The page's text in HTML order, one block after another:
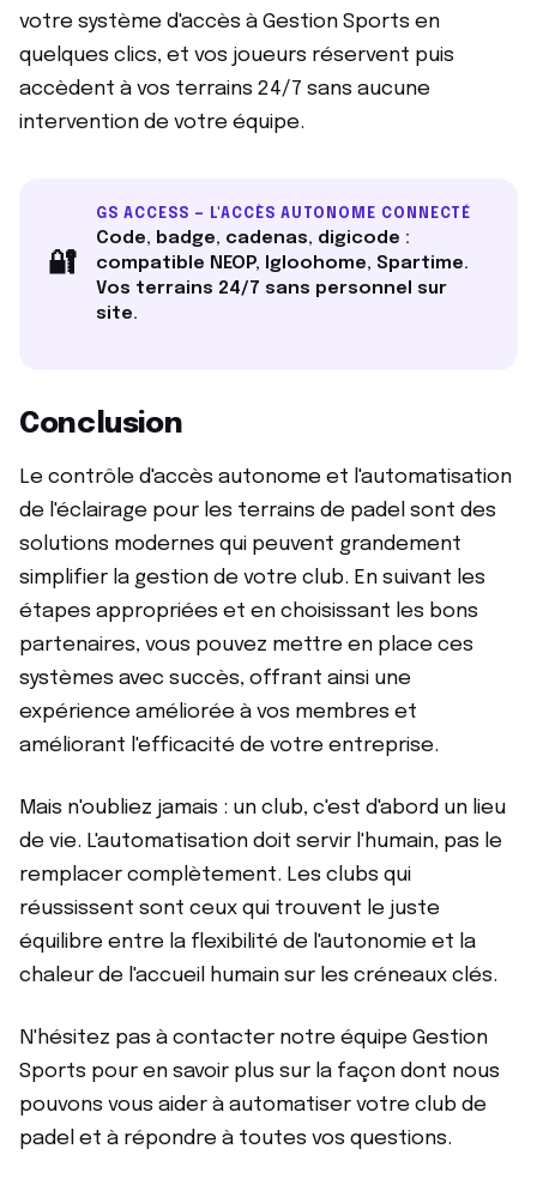
votre système d'accès à Gestion Sports en
quelques clics, et vos joueurs réservent puis
accèdent à vos terrains 24/7 sans aucune
intervention de votre équipe.
🔐
GS ACCESS — L'ACCÈS AUTONOME CONNECTÉ
Code, badge, cadenas, digicode :
compatible NEOP, Igloohome, Spartime.
Vos terrains 24/7 sans personnel sur
site.
Conclusion
Le contrôle d'accès autonome et l'automatisation
de l'éclairage pour les terrains de padel sont des
solutions modernes qui peuvent grandement
simplifier la gestion de votre club. En suivant les
étapes appropriées et en choisissant les bons
partenaires, vous pouvez mettre en place ces
systèmes avec succès, offrant ainsi une
expérience améliorée à vos membres et
améliorant l'efficacité de votre entreprise.
Mais n'oubliez jamais : un club, c'est d'abord un lieu
de vie. L'automatisation doit servir l'humain, pas le
remplacer complètement. Les clubs qui
réussissent sont ceux qui trouvent le juste
équilibre entre la flexibilité de l'autonomie et la
chaleur de l'accueil humain sur les créneaux clés.
N'hésitez pas à contacter notre équipe Gestion
Sports pour en savoir plus sur la façon dont nous
pouvons vous aider à automatiser votre club de
padel et à répondre à toutes vos questions.